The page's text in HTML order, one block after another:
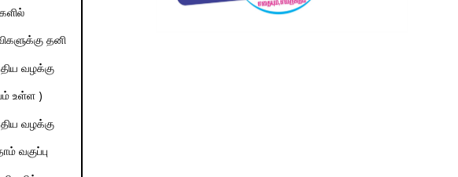
தனி
வழக்கு
உள்ள )
வழக்கு
வகுப்பு